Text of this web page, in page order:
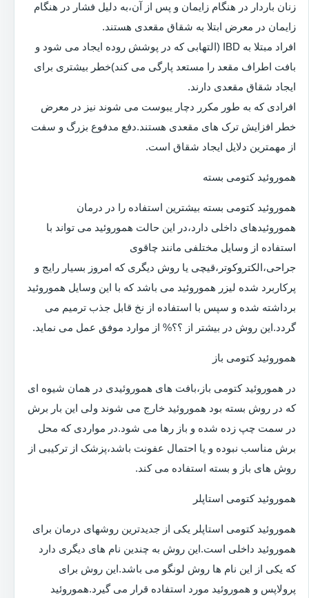
زنان باردار در هنگام زایمان و پس از آن،به دلیل فشار در هنگام
زایمان در معرض ابتلا به شقاق مقعدی هستند.
افراد مبتلا به IBD (التهابی که در پوشش روده ایجاد می شود و
بافت اطراف مقعد را مستعد پارگی می کند)خطر بیشتری برای
ایجاد شقاق مقعدی دارند.
افرادی که به طور مکرر دچار یبوست می شوند نیز در معرض
خطر افزایش ترک های مقعدی هستند.دفع مدفوع بزرگ و سفت
از مهمترین دلایل ایجاد شقاق است.
هموروئید کتومی بسته
هموروئید کتومی بسته بیشترین استفاده را در درمان
هموروئیدهای داخلی دارد،در این حالت هموروئید می تواند با
استفاده از وسایل مختلفی مانند چاقوی
جراحی،الکتروکوتر،قیچی یا روش دیگری که امروز بسیار رایج و
پرکاربرد شده لیزر هموروئید می باشد که با این وسایل هموروئید
برداشته شده و سپس با استفاده از نخ قابل جذب ترمیم می
گردد.این روش در بیشتر از ؟؟% از موارد موفق عمل می نماید.
هموروئید کتومی باز
در هموروئید کتومی باز،بافت های هموروئیدی در همان شیوه ای
که در روش بسته بود هموروئید خارج می شوند ولی این بار برش
در سمت چپ زده شده و باز رها می شود.در مواردی که محل
برش مناسب نبوده و یا احتمال عفونت باشد،پزشک از ترکیبی از
روش های باز و بسته استفاده می کند.
هموروئید کتومی استاپلر
هموروئید کتومی استاپلر یکی از جدیدترین روشهای درمان برای
هموروئید داخلی است.این روش به چندین نام های دیگری دارد
که یکی از این نام ها روش لونگو می باشد.این روش برای
پرولاپس و هموروئید مورد استفاده قرار می گیرد.هموروئید